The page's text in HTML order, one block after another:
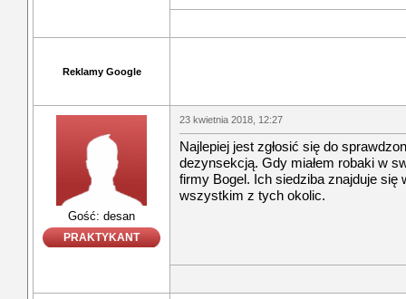
Reklamy Google
Gość: desan
PRAKTYKANT
23 kwietnia 2018, 12:27
Najlepiej jest zgłosić się do
dezynsekcją. Gdy miałem robaki w
firmy Bogel. Ich siedziba znajduje się
wszystkim z tych okolic.